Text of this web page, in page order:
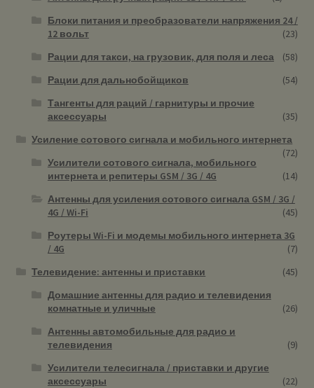
Блоки питания и преобразователи напряжения 24 /
12 вольт
(23)
Рации для такси, на грузовик, для поля и леса
(58)
Рации для дальнобойщиков
(54)
Тангенты для раций / гарнитуры и прочие
аксессуары
(35)
Усиление сотового сигнала и мобильного интернета
(72)
Усилители сотового сигнала, мобильного
интернета и репитеры GSM / 3G / 4G
(14)
Антенны для усиления сотового сигнала GSM / 3G /
4G / Wi-Fi
(45)
Роутеры Wi-Fi и модемы мобильного интернета 3G
/ 4G
(7)
Телевидение: антенны и приставки
(45)
Домашние антенны для радио и телевидения
комнатные и уличные
(26)
Антенны автомобильные для радио и
телевидения
(9)
Усилители телесигнала / приставки и другие
аксессуары
(22)